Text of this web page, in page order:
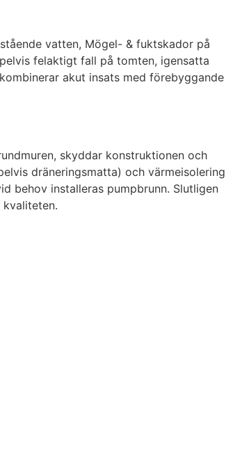
vatten, Mögel- & fuktskador på
felaktigt fall på tomten, igensatta
akut insats med förebyggande
skyddar konstruktionen och
dräneringsmatta) och värmeisolering
behov installeras pumpbrunn. Slutligen